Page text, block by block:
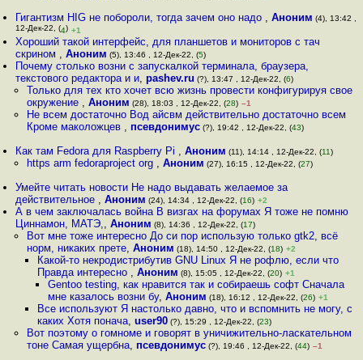
Гигантизм HIG не побороли, тогда зачем оно надо ,Аноним (4), 13:42 ,
12-Дек-22, (4) +1
Хороший такой интерфейс, для планшетов и мониторов с тач
скрином ,Аноним (5), 13:46 , 12-Дек-22, (5)
Почему столько возни с запускалкой терминала, браузера,
текстового редактора и и,pashev.ru (?), 13:47 , 12-Дек-22, (6)
Только для тех кто хочет всю жизнь провести конфигурируя свое
окружение , Аноним (28), 18:03 , 12-Дек-22, (28) –1
Не всем достаточно Вод айсвм действительно достаточно всем
Кроме маколожцев , псевдонимус(?), 19:42 , 12-Дек-22, (43)
Как там Fedora для Raspberry Pi ,Аноним (11), 14:14 , 12-Дек-22, (11)
https arm fedoraproject org , Аноним (27), 16:15 , 12-Дек-22, (27)
Умейте читать новости Не надо выдавать желаемое за
действительное ,Аноним (24), 14:34 , 12-Дек-22, (16) +2
А в чем заключалась война В визгах на форумах Я тоже не помню
Циннамон, МАТЭ,,Аноним (8), 14:36 , 12-Дек-22, (17)
Вот мне тоже интересно До си пор использую только gtk2, всё
норм, никаких прете, Аноним (18), 14:50 , 12-Дек-22, (18) +2
Какой-то некродистрибутив GNU Linux Я не рофлю, если что
Правда интересно , Аноним (8), 15:05 , 12-Дек-22, (20) +1
Gentoo testing, как нравится так и собираешь софт Сначала
мне казалось возни бу,Аноним (18), 16:12 , 12-Дек-22, (26) +1
Все используют Я настолько давно, что и вспомнить не могу, с
каких Хотя понача, user90(?), 15:29 , 12-Дек-22, (23)
Вот поэтому о гомноме и говорят в уничижительно-ласкательном
тоне Самая ущербна, псевдонимус(?), 19:46 , 12-Дек-22, (44) –1